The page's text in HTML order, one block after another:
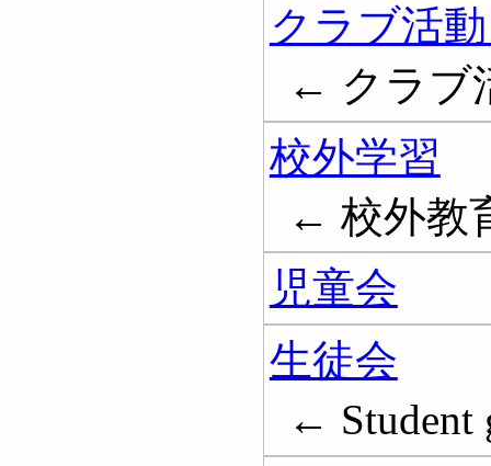
クラブ活
← クラブ
校外学習
← 校外教
児童会
生徒会
← Student